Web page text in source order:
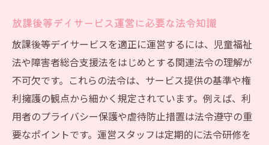
放課後等デイサービス運営に必要な法令知識
放課後等デイサービスを適正に運営するには、児童福祉
法や障害者総合支援法をはじめとする関連法令の理解が
不可欠です。これらの法令は、サービス提供の基準や権
利擁護の観点から細かく規定されています。例えば、利
用者のプライバシー保護や虐待防止措置は法令遵守の重
要なポイントです。運営スタッフは定期的に法令研修を